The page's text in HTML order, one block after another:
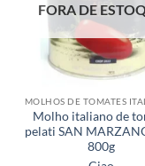
FORA DE
MOLHOS DE TOMATES
Molho italiano de
pelati SAN
800g